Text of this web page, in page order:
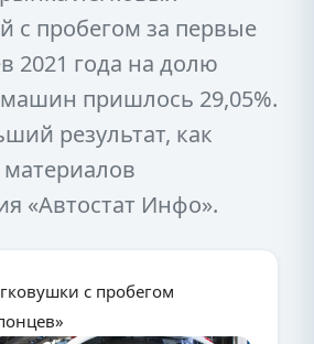
с пробегом за первые
2021 года на долю
пришлось 29,05%.
результат, как
«Автостат Инфо».
с пробегом